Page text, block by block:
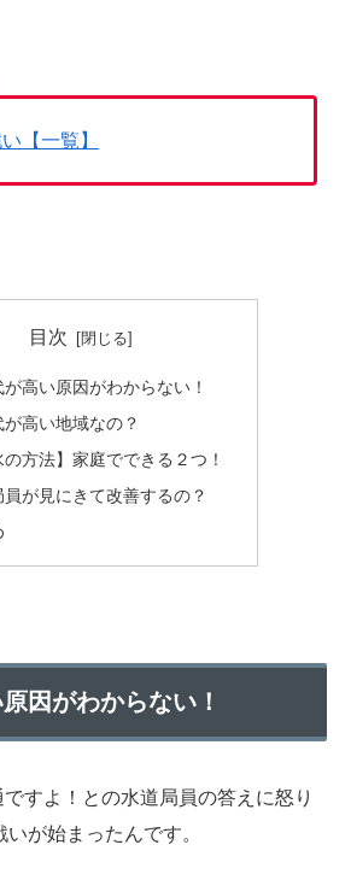
【一覧】
目次
高い原因がわからない！
高い地域なの？
の方法】家庭でできる２つ！
員が見にきて改善するの？
因がわからない！
すよ！との水道局員の答えに怒り
が始まったんです。